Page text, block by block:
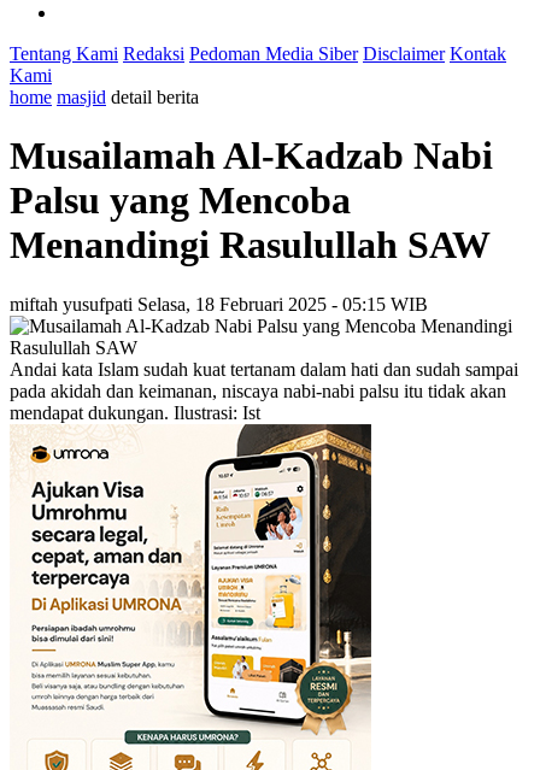
Tentang Kami Redaksi Pedoman Media Siber Disclaimer Kontak
Kami
home masjid detail berita
Musailamah Al-Kadzab Nabi
Palsu yang Mencoba
Menandingi Rasulullah SAW
miftah yusufpati Selasa, 18 Februari 2025 - 05:15 WIB
Andai kata Islam sudah kuat tertanam dalam hati dan sudah sampai
pada akidah dan keimanan, niscaya nabi-nabi palsu itu tidak akan
mendapat dukungan. Ilustrasi: Ist